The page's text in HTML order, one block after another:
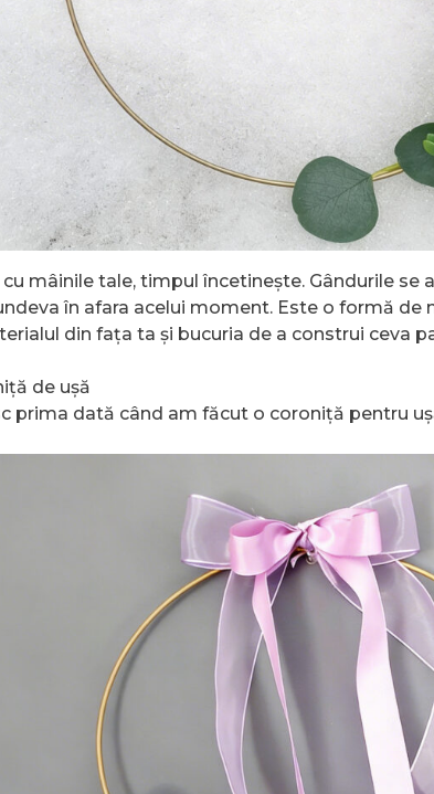
mâinile tale, timpul încetinește. Gândurile se
în afara acelui moment. Este o formă
din fața ta și bucuria de a construi ceva
de ușă
prima dată când am făcut o coroniță pentru